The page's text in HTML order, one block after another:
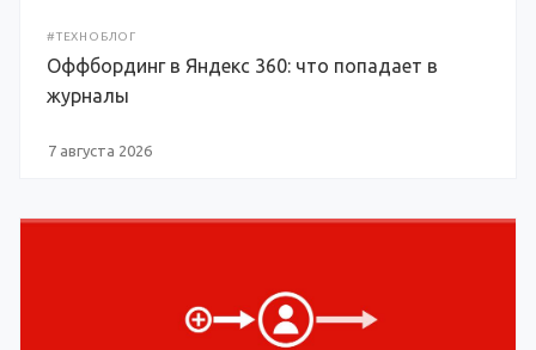
#ТЕХНОБЛОГ
Оффбординг в Яндекс 360: что попадает в
журналы
7 августа 2026